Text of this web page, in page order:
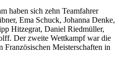
haben sich zehn Teamfahrer
Ema Schuck, Johanna Denke,
Hitzegrat, Daniel Riedmüller,
Der zweite Wettkampf war die
Französischen Meisterschaften in